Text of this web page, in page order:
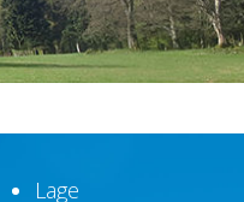
Lage